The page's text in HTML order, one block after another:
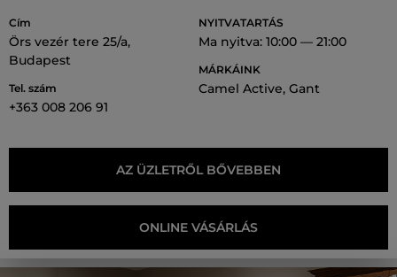
Cím
Örs vezér tere 25/a,
Budapest
Tel. szám
+363 008 206 91
NYITVATARTÁS
Ma nyitva: 10:00 — 21:00
MÁRKÁINK
Camel Active, Gant
AZ ÜZLETRŐL BŐVEBBEN
ONLINE VÁSÁRLÁS